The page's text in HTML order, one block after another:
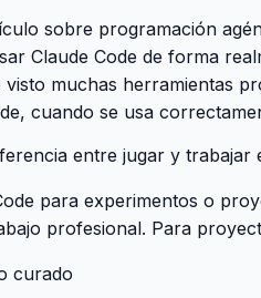
sobre programación
Claude Code de forma
muchas herramientas
cuando se usa
entre jugar y trabajar
para experimentos o
profesional. Para
curado